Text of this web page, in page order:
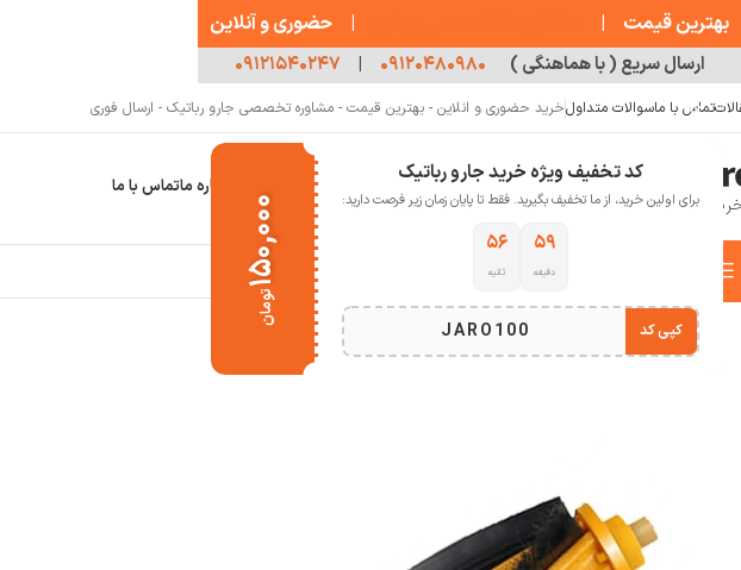
کد تخفیف ویژه خرید جارو رباتیک
برای اولین خرید، از ما تخفیف بگیرید. فقط تا پایان زمان زیر فرصت دارید:
۵۹
دقیقه
۵۵
ثانیه
JARO100 کپی کد
۱۵۰,۰۰۰
تومان
تماس با ماسوالات متداولخرید حضوری و انلاین - بهترین قیمت - مشاوره تخصصی جارو رباتیک - ارسال فوری
خانه جارو رباتیک درباره ماتماس با ما
انتخاب دسته بندی
خانه جارو رباتیک برس اصلی جارو رباتیک Ecovacs N10
اتمام موجودی
بهترین قیمت |
| حضوری و آنلاین
ارسال سریع ( با هماهنگی ) ۰۹۱۲۰۴۸۰۹۸۰ | ۰۹۱۲۱۵۴۰۲۴۷